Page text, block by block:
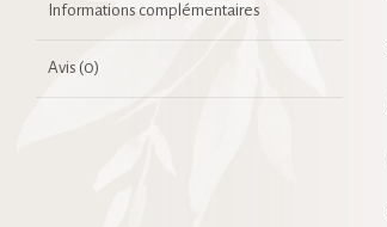
Informations complémentaires
Avis (0)